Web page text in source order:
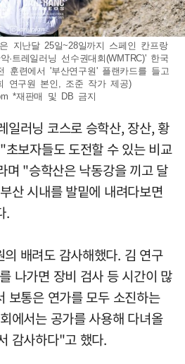
지난달 25일~28일까지 스페인 칸프랑
·트레일러닝 선수권대회(WMTRC)' 한국
훈련에서 '부산연구원' 플랜카드를 들고
연구원 본인, 조준 작가 제공)
*재판매 및 DB 금지
일러닝 코스로 승학산, 장산, 황
보자들도 도전할 수 있는 비교
"승학산은 낙동강을 끼고 달
산 시내를 발밑에 내려다보면
.
배려도 감사해했다. 김 연구
나가면 장비 검사 등 시간이 많
보통은 연가를 모두 소진하는
에서는 공가를 사용해 다녀올
감사하다"고 했다.